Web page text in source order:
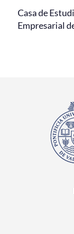
Casa de
Empresarial